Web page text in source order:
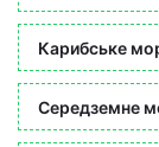
Карибське
Середземне